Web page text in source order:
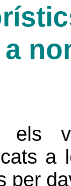
els
a
per